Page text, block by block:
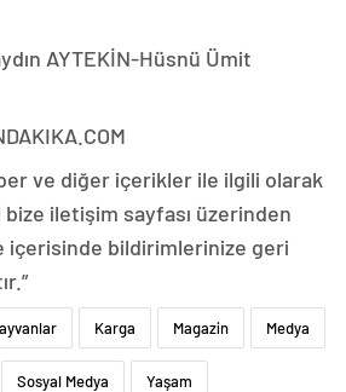
AYTEKİN-Hüsnü Ümit
ve diğer içerikler ile ilgili olarak
iletişim sayfası üzerinden
içerisinde bildirimlerinize geri
Karga Magazin Medya
Sosyal Medya Yaşam